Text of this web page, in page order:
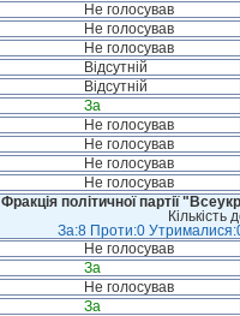
Не голосував
Не голосував
Не голосував
Відсутній
Відсутній
За
Не голосував
Не голосував
Не голосував
Не голосував
Фракція політичної партії
Кількість
За:8 Проти:0
Не голосував
За
Не голосував
За